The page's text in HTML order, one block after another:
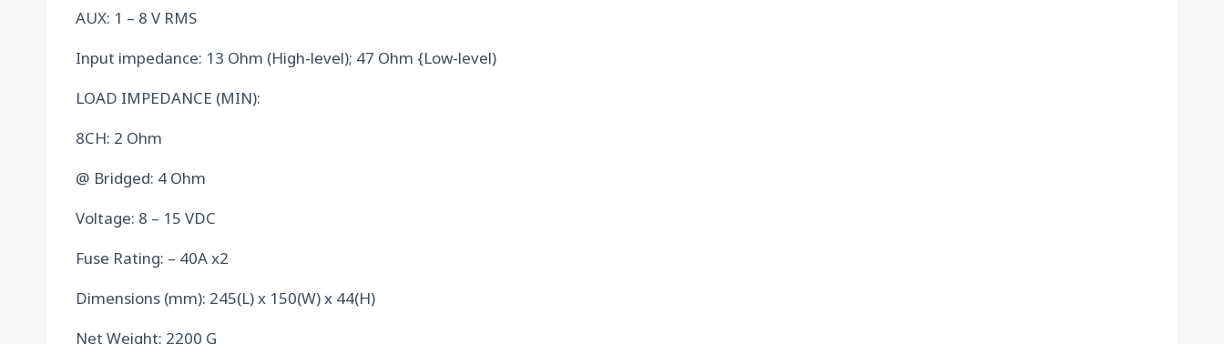
AUX: 1 – 8 V RMS
Input impedance: 13 Ohm (High-level); 47 Ohm {Low-level)
LOAD IMPEDANCE (MIN):
8CH: 2 Ohm
@ Bridged: 4 Ohm
Voltage: 8 – 15 VDC
Fuse Rating: – 40A x2
Dimensions (mm): 245(L) x 150(W) x 44(H)
Net Weight: 2200 G